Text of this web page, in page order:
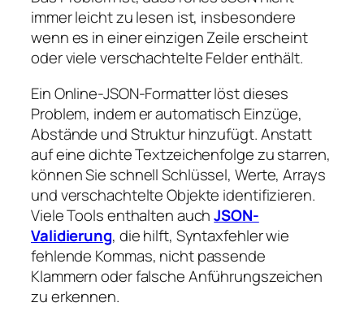
immer leicht zu lesen ist, insbesondere
wenn es in einer einzigen Zeile erscheint
oder viele verschachtelte Felder enthält.
Ein Online-JSON-Formatter löst dieses
Problem, indem er automatisch Einzüge,
Abstände und Struktur hinzufügt. Anstatt
auf eine dichte Textzeichenfolge zu starren,
können Sie schnell Schlüssel, Werte, Arrays
und verschachtelte Objekte identifizieren.
Viele Tools enthalten auchJSON-
Validierung, die hilft, Syntaxfehler wie
fehlende Kommas, nicht passende
Klammern oder falsche Anführungszeichen
zu erkennen.